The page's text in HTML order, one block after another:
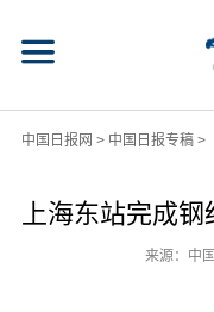
中国日报网 > 中国日报专稿>
上海东站完成
来源：中